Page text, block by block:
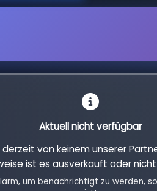
Aktuell nicht verfügbar
derzeit von keinem unserer
ist es ausverkauft oder
um benachrichtigt zu werden,